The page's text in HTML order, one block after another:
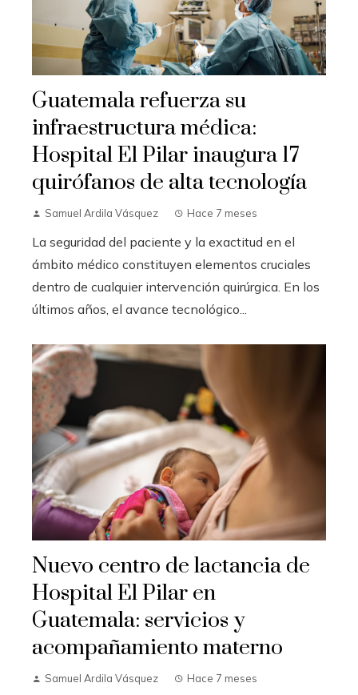
Guatemala refuerza su
infraestructura médica:
Hospital El Pilar inaugura 17
quirófanos de alta tecnología
Samuel Ardila Vásquez Hace 7 meses
La seguridad del paciente y la exactitud en el
ámbito médico constituyen elementos cruciales
dentro de cualquier intervención quirúrgica. En los
últimos años, el avance tecnológico...
Nuevo centro de lactancia de
Hospital El Pilar en
Guatemala: servicios y
acompañamiento materno
Samuel Ardila Vásquez Hace 7 meses